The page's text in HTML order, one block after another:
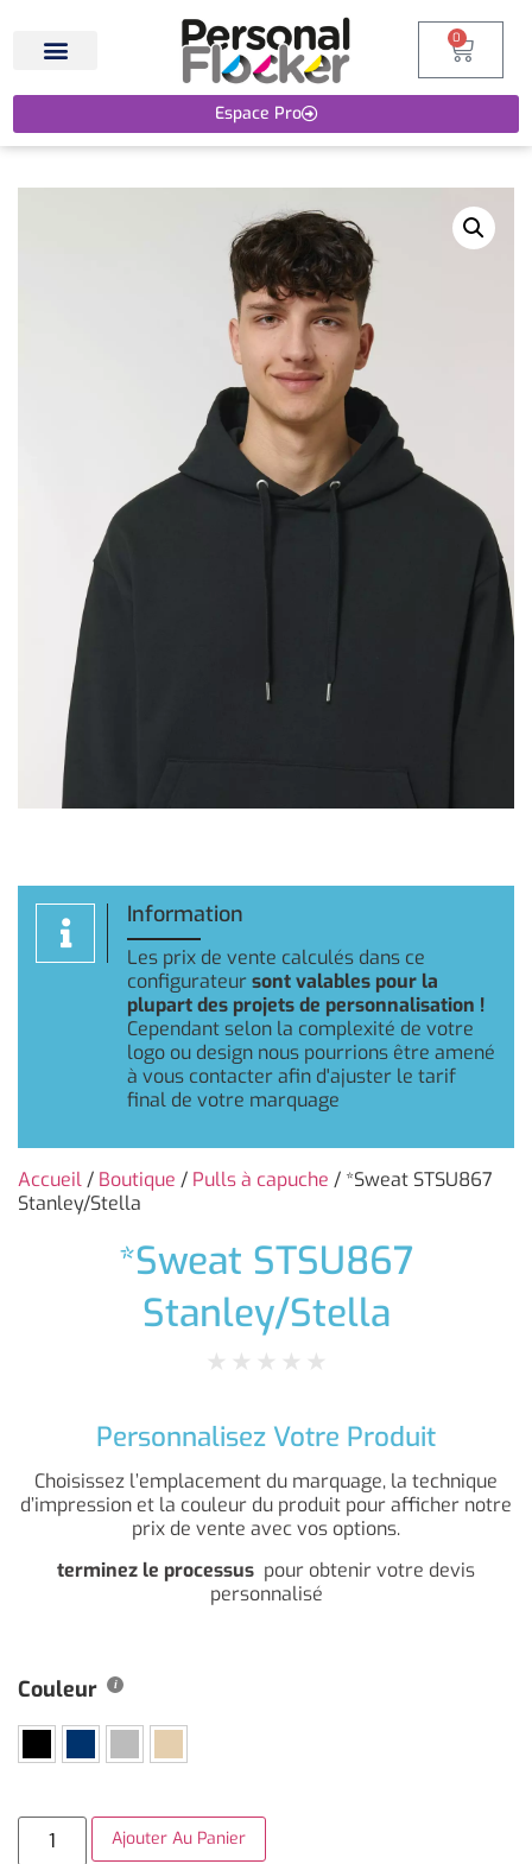
Espace Pro
0
Information
Les prix de vente calculés dans ce
configurateursont valables pour la
plupart des projets de personnalisation !
Cependant selon la complexité de votre
logo ou design nous pourrions être amené
à vous contacter afin d'ajuster le tarif
final de votre marquage
Accueil / Boutique / Pulls à capuche / *Sweat STSU867
Stanley/Stella
*Sweat STSU867
Stanley/Stella
★ ★ ★ ★ ★
Personnalisez Votre Produit
Choisissez l’emplacement du marquage, la technique
d’impression et la couleur du produit pour afficher notre
prix de vente avec vos options.
terminez le processus pour obtenir votre devis
personnalisé
Couleur
Ajouter Au Panier